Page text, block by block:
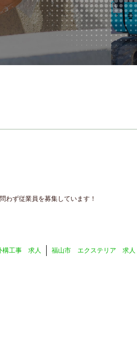
わず従業員を募集しています！
工事 求人 福山市 エクステリア 求人